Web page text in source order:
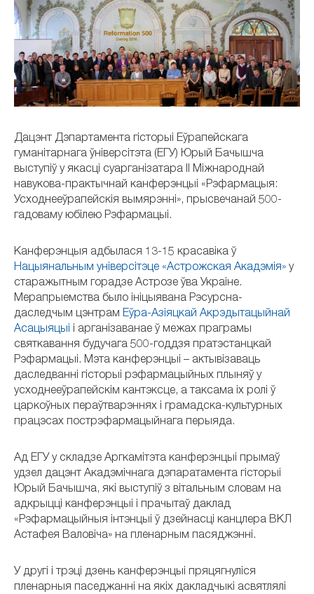
Дацэнт Дэпартамента гісторыі Еўрапейскага
гуманітарнага ўніверсітэта (ЕГУ) Юрый Бачышча
выступіў у якасці суарганізатара ІІ Міжнароднай
навукова-практычнай канферэнцыі «Рэфармацыя:
Усходнееўрапейскія вымярэнні», прысвечанай 500-
гадоваму юбілею Рэфармацыі.
Канферэнцыя адбылася 13-15 красавіка ў
Нацыянальным універсітэце «Астрожская Акадэмія» у
старажытным горадзе Астрозе ўва Украіне.
Мерапрыемства было ініцыявана Рэсурсна-
даследчым цэнтрам Еўра-Азіяцкай Акрэдытацыйнай
Асацыяцыі і арганізаванае ў межах праграмы
святкавання будучага 500-годдзя пратэстанцкай
Рэфармацыі. Мэта канферэнцыі – актывізаваць
даследванні гісторыі рэфармацыйных плыняў у
усходнееўрапейскім кантэксце, а таксама іх ролі ў
царкоўных пераўтварэннях і грамадска-культурных
працэсах пострэфармацыйнага перыяда.
Ад ЕГУ у складзе Аргкамітэта канферэнцыі прымаў
удзел дацэнт Акадэмічнага дэпаратамента гісторыі
Юрый Бачышча, які выступіў з вітальным словам на
адкрыцці канферэнцыі і прачытаў даклад
«Рэфармацыйныя інтэнцыі ў дзейнасці канцлера ВКЛ
Астафея Валовіча» на пленарным пасяджэнні.
У другі і трэці дзень канферэнцыі пряцягнуліся
пленарныя паседжанні на якіх дакладчыкі асвятлялі